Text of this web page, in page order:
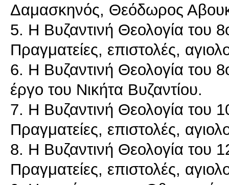
Δαμασκηνός, Θεόδωρος
5. Η Βυζαντινή Θεολογία του
Πραγματείες, επιστολές,
6. Η Βυζαντινή Θεολογία του
έργο του Νικήτα Βυζαντίου.
7. Η Βυζαντινή Θεολογία του
Πραγματείες, επιστολές,
8. Η Βυζαντινή Θεολογία του
Πραγματείες, επιστολές,